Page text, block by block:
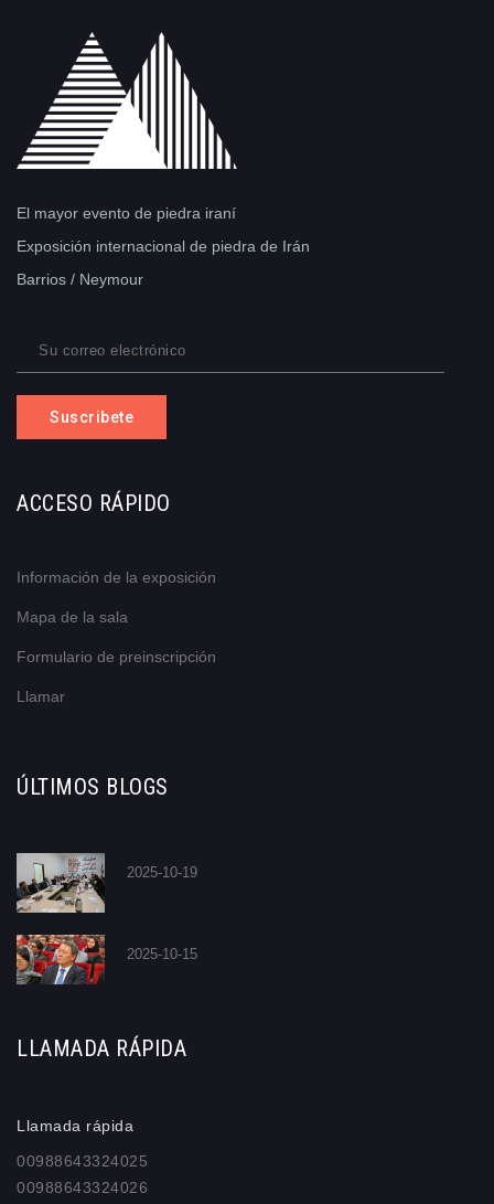
El mayor evento de piedra iraní
Exposición internacional de piedra de Irán
Barrios / Neymour
Suscribete
ACCESO RÁPIDO
Información de la exposición
Mapa de la sala
Formulario de preinscripción
Llamar
ÚLTIMOS BLOGS
2025-10-19
2025-10-15
LLAMADA RÁPIDA
Llamada rápida
00988643324025
00988643324026